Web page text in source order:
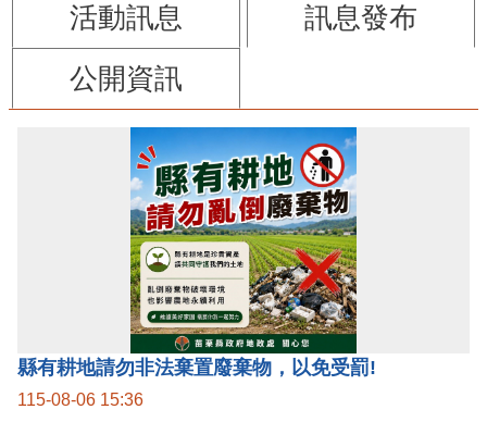
活動訊息
訊息發布
公開資訊
縣有耕地請勿非法棄置廢棄物，以免受罰!
115-08-06 15:36